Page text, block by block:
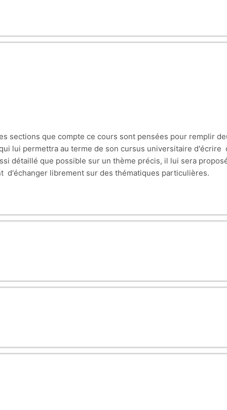
sections que compte ce cours sont pensées pour remplir
lui permettra au terme de son cursus universitaire
détaillé que possible sur un thème précis, il lui sera
d'échanger librement sur des thématiques particulières.